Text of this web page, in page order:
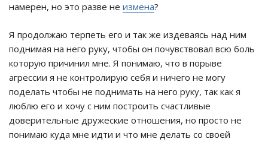
намерен, но это разве не измена?
Я продолжаю терпеть его и так же издеваясь над ним
поднимая на него руку, чтобы он почувствовал всю боль
которую причинил мне. Я понимаю, что в порыве
агрессии я не контролирую себя и ничего не могу
поделать чтобы не поднимать на него руку, так как я
люблю его и хочу с ним построить счастливые
доверительные дружеские отношения, но просто не
понимаю куда мне идти и что мне делать со своей